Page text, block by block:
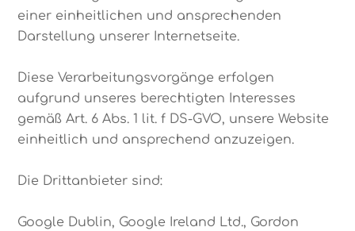
einer einheitlichen und ansprechenden
Darstellung unserer Internetseite.
Diese Verarbeitungsvorgänge erfolgen
aufgrund unseres berechtigten Interesses
gemäß Art. 6 Abs. 1 lit. f DS-GVO, unsere Website
einheitlich und ansprechend anzuzeigen.
Die Drittanbieter sind:
Google Dublin, Google Ireland Ltd., Gordon